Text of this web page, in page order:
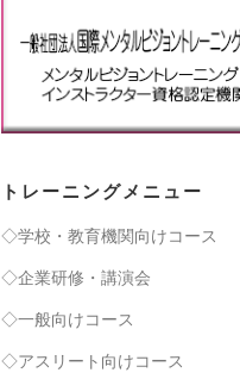
トレーニングメニュー
◇学校・教育機関向けコース
◇企業研修・講演会
◇一般向けコース
◇アスリート向けコース